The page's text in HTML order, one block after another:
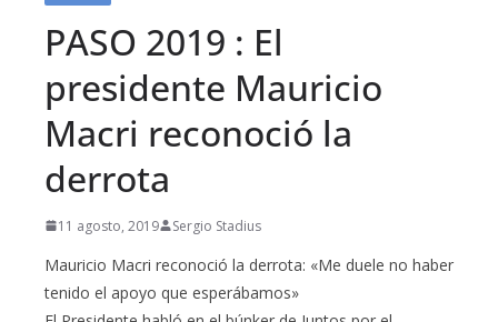
PASO 2019 : El
presidente Mauricio
Macri reconoció la
derrota
11 agosto, 2019 Sergio Stadius
Mauricio Macri reconoció la derrota: «Me duele no haber
tenido el apoyo que esperábamos»